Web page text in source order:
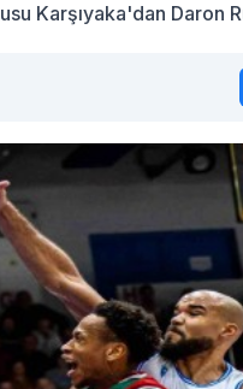
Karşıyaka'dan Daron